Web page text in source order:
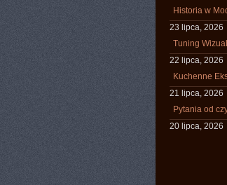
Historia w
23 lipca, 2026
Tuning
22 lipca, 2026
Kuchenne
21 lipca, 2026
Pytania od
20 lipca, 2026